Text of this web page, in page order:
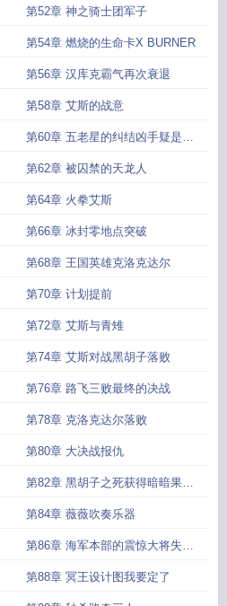
第52章 神之骑士团军子
第54章 燃烧的生命卡X BURNER
第56章 汉库克霸气再次衰退
第58章 艾斯的战意
第60章 五老星的纠结凶手疑是夜
枫
第62章 被囚禁的天龙人
第64章 火拳艾斯
第66章 冰封零地点突破
第68章 王国英雄克洛克达尔
第70章 计划提前
第72章 艾斯与青雉
第74章 艾斯对战黑胡子落败
第76章 路飞三败最终的决战
第78章 克洛克达尔落败
第80章 大决战报仇
第82章 黑胡子之死获得暗暗果实
之力
第84章 薇薇吹奏乐器
第86章 海军本部的震惊大将失败
了
第88章 冥王设计图我要定了